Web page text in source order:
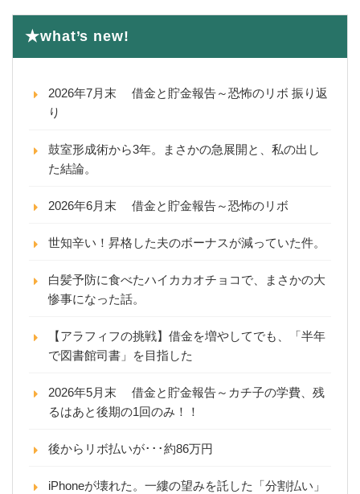
★what’s new!
2026年7月末 借金と貯金報告～恐怖のリボ 振り返
り
鼓室形成術から3年。まさかの急展開と、私の出し
た結論。
2026年6月末 借金と貯金報告～恐怖のリボ
世知辛い！昇格した夫のボーナスが減っていた件。
白髪予防に食べたハイカカオチョコで、まさかの大
惨事になった話。
【アラフィフの挑戦】借金を増やしてでも、「半年
で図書館司書」を目指した
2026年5月末 借金と貯金報告～カチ子の学費、残
るはあと後期の1回のみ！！
後からリボ払いが･･･約86万円
iPhoneが壊れた。一縷の望みを託した「分割払い」